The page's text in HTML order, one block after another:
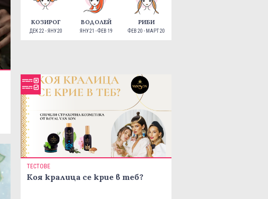
КОЗИРОГ
ДЕК 22 - ЯНУ 20
ВОДОЛЕЙ
ЯНУ 21 - ФЕВ 19
РИБИ
ФЕВ 20 - МАРТ 20
ТЕСТОВЕ
Коя кралица се крие в теб?